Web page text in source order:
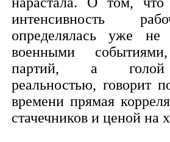
интенсивность
определялась уже
военными
партий, а голой
реальностью, говорит
времени прямая
стачечников и ценой на